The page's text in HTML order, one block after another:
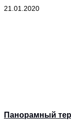
21.01.2020
Панорамный